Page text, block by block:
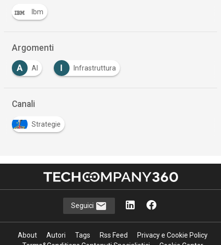
Ibm
Argomenti
A AI I Infrastruttura
Canali
Strategie
Seguici
About Autori Tags Rss Feed
Privacy e Cookie Policy